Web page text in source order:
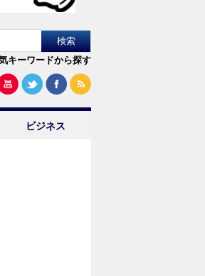
キーワードから探す
ビジネス